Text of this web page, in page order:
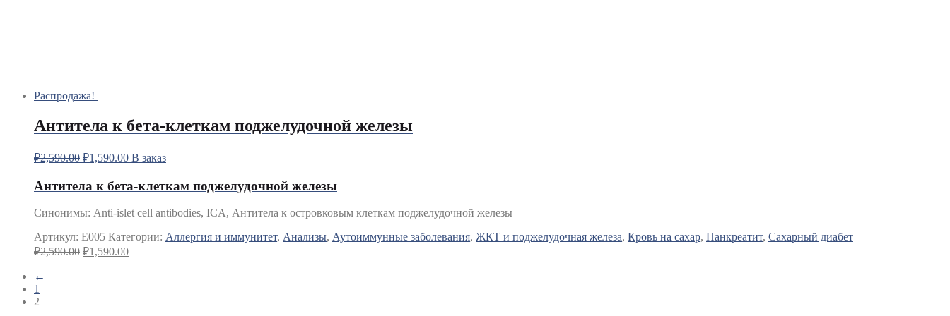
Распродажа!
Антитела к бета-клеткам поджелудочной железы
₽2,590.00 ₽1,590.00 В заказ
Антитела к бета-клеткам поджелудочной железы
Синонимы: Anti-islet cell antibodies, ICA, Антитела к островковым клеткам поджелудочной железы
Артикул: E005 Категории: Аллергия и иммунитет, Анализы, Аутоиммунные заболевания, ЖКТ и поджелудочная железа, Кровь на сахар, Панкреатит, Сахарный диабет
₽2,590.00 ₽1,590.00
←
1
2